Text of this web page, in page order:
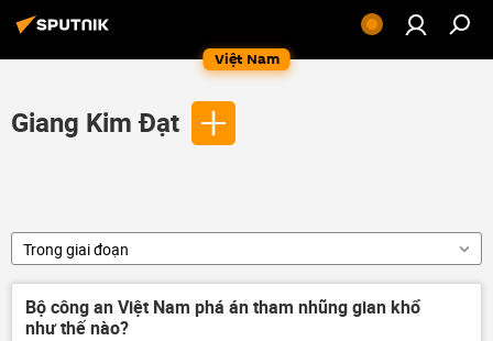
Việt Nam
Giang Kim Đạt
Trong giai đoạn
Bộ công an Việt Nam phá án tham nhũng gian khổ
như thế nào?